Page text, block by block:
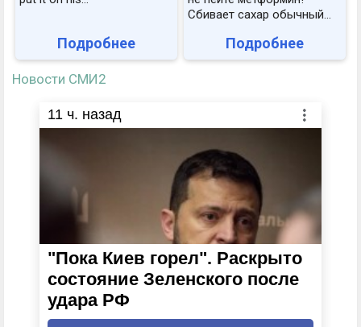
Подробнее
Сбивает сахар обычный...
Подробнее
Новости СМИ2
11 ч. назад
"Пока Киев горел". Раскрыто
состояние Зеленского после
удара РФ